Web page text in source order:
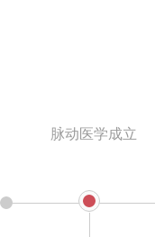
脉动医学成立